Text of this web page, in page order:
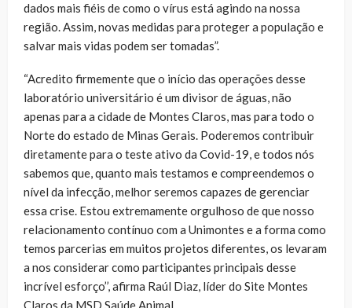
dados mais fiéis de como o vírus está agindo na nossa
região. Assim, novas medidas para proteger a população e
salvar mais vidas podem ser tomadas”.
“Acredito firmemente que o início das operações desse
laboratório universitário é um divisor de águas, não
apenas para a cidade de Montes Claros, mas para todo o
Norte do estado de Minas Gerais. Poderemos contribuir
diretamente para o teste ativo da Covid-19, e todos nós
sabemos que, quanto mais testamos e compreendemos o
nível da infecção, melhor seremos capazes de gerenciar
essa crise. Estou extremamente orgulhoso de que nosso
relacionamento contínuo com a Unimontes e a forma como
temos parcerias em muitos projetos diferentes, os levaram
a nos considerar como participantes principais desse
incrível esforço’’, afirma Raúl Diaz, líder do Site Montes
Claros da MSD Saúde Animal.